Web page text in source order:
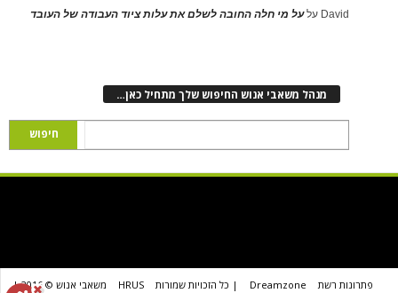
David עלעל מי חלה החובה לשלם את עלות ציוד העבודה של העובד
מנהל משאבי אנוש החיפוש שלך מתחיל כאן…
פתרונות רשת Dreamzone | כל הזכויות שמורות HRUS משאבי אנוש © 2016 |